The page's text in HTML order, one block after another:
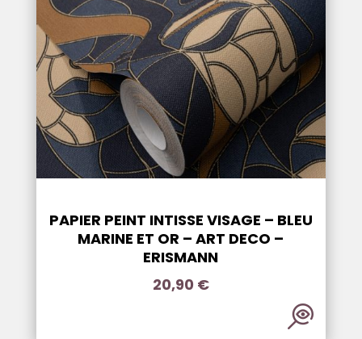
PAPIER PEINT INTISSE VISAGE – BLEU
MARINE ET OR – ART DECO –
ERISMANN
20,90 €